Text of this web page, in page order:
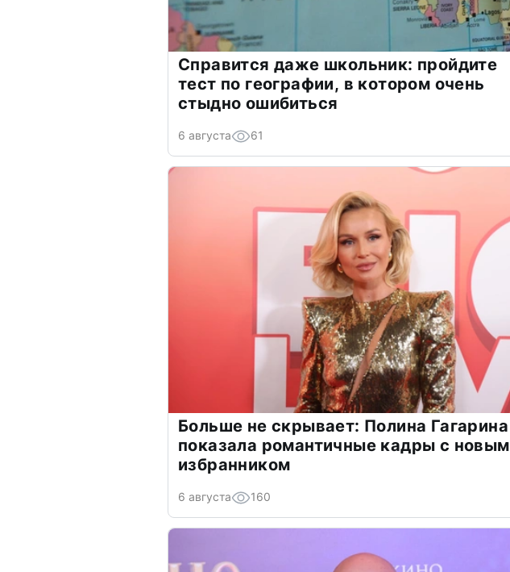
Справится даже школьник: пройдите
тест по географии, в котором очень
стыдно ошибиться
6 августа 61
Больше не скрывает: Полина Гагарина
показала романтичные кадры с новым
избранником
6 августа 160